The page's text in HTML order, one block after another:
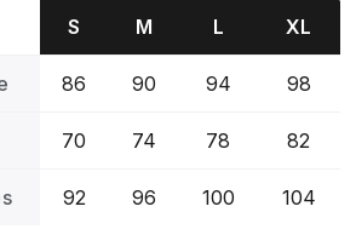
S M L XL
86 90 94 98
70 74 78 82
92 96 100 104